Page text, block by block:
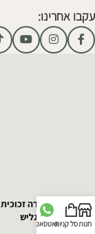
עקבו אחרינו:
חנותסל קניותוואטסאפ
מנורה זכוכית
אינגליש